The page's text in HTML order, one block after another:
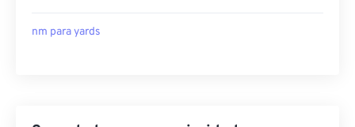
nm para yards